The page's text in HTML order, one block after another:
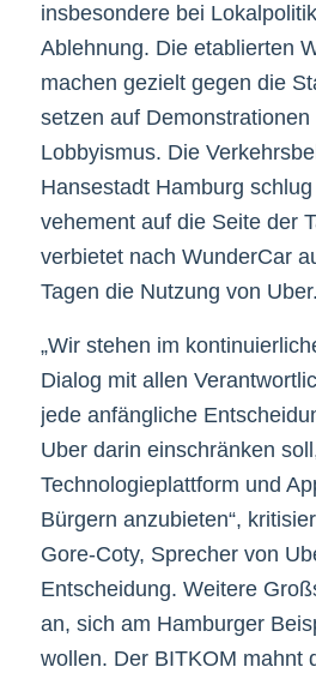
insbesondere bei
Ablehnung. Die etablierten
machen gezielt gegen die
setzen auf Demonstrationen
Lobbyismus. Die
Hansestadt Hamburg
vehement auf die Seite der
verbietet nach WunderCar
Tagen die Nutzung von Uber.
„Wir stehen im
Dialog mit allen
jede anfängliche
Uber darin einschränken
Technologieplattform und
Bürgern anzubieten“,
Gore-Coty, Sprecher von
Entscheidung. Weitere
an, sich am Hamburger
wollen. Der BITKOM mahnt